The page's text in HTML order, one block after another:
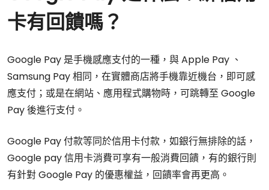
卡有回饋嗎？
Google Pay 是手機感應支付的一種，與 Apple Pay 、
Samsung Pay 相同，在實體商店將手機靠近機台，即可感
應支付；或是在網站、應用程式購物時，可跳轉至 Google
Pay 後進行支付。
Google Pay 付款等同於信用卡付款，如銀行無排除的話，
Google pay 信用卡消費可享有一般消費回饋，有的銀行則
有針對 Google Pay 的優惠權益，回饋率會再更高。